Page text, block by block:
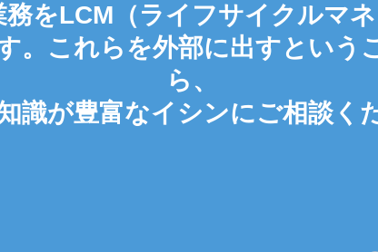
をLCM（ライフサイクルマネ
。これらを外部に出すという
ら、
識が豊富なイシンにご相談く